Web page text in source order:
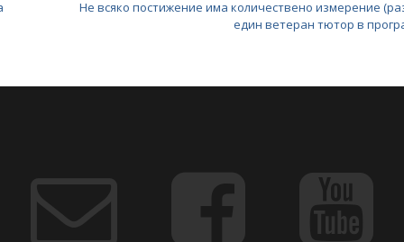
Не всяко постижение има количествено измерение
един ветеран тютор в